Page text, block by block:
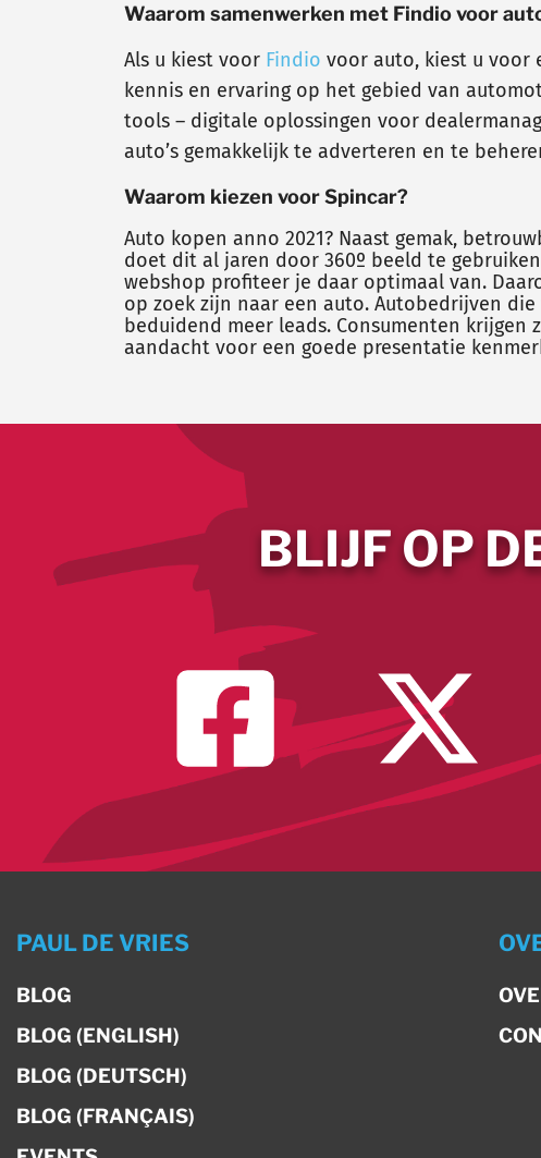
Waarom samenwerken met Findio voor
Als u kiest voor Findio voor auto, kiest u voor
kennis en ervaring op het gebied van
tools – digitale oplossingen voor
auto’s gemakkelijk te adverteren en te
Waarom kiezen voor Spincar?
Auto kopen anno 2021? Naast gemak,
doet dit al jaren door 360º beeld te
webshop profiteer je daar optimaal van.
op zoek zijn naar een auto. Autobedrijven
beduidend meer leads. Consumenten
aandacht voor een goede presentatie
BLIJF OP
PAUL DE VRIES
BLOG
BLOG (ENGLISH)
BLOG (DEUTSCH)
BLOG (FRANÇAIS)